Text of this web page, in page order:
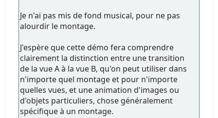
Je n'ai pas mis de fond musical, pour ne pas
alourdir le montage.
J'espère que cette démo fera comprendre
clairement la distinction entre une transition
de la vue A à la vue B, qu'on peut utiliser dans
n'importe quel montage et pour n'importe
quelles vues, et une animation d'images ou
d'objets particuliers, chose généralement
spécifique à un montage.